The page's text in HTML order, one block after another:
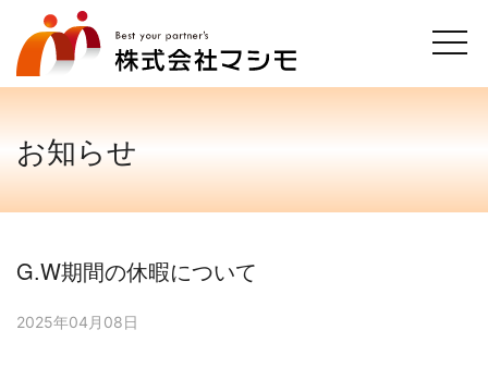
content
お知らせ
G.W期間の休暇について
2025年04月08日